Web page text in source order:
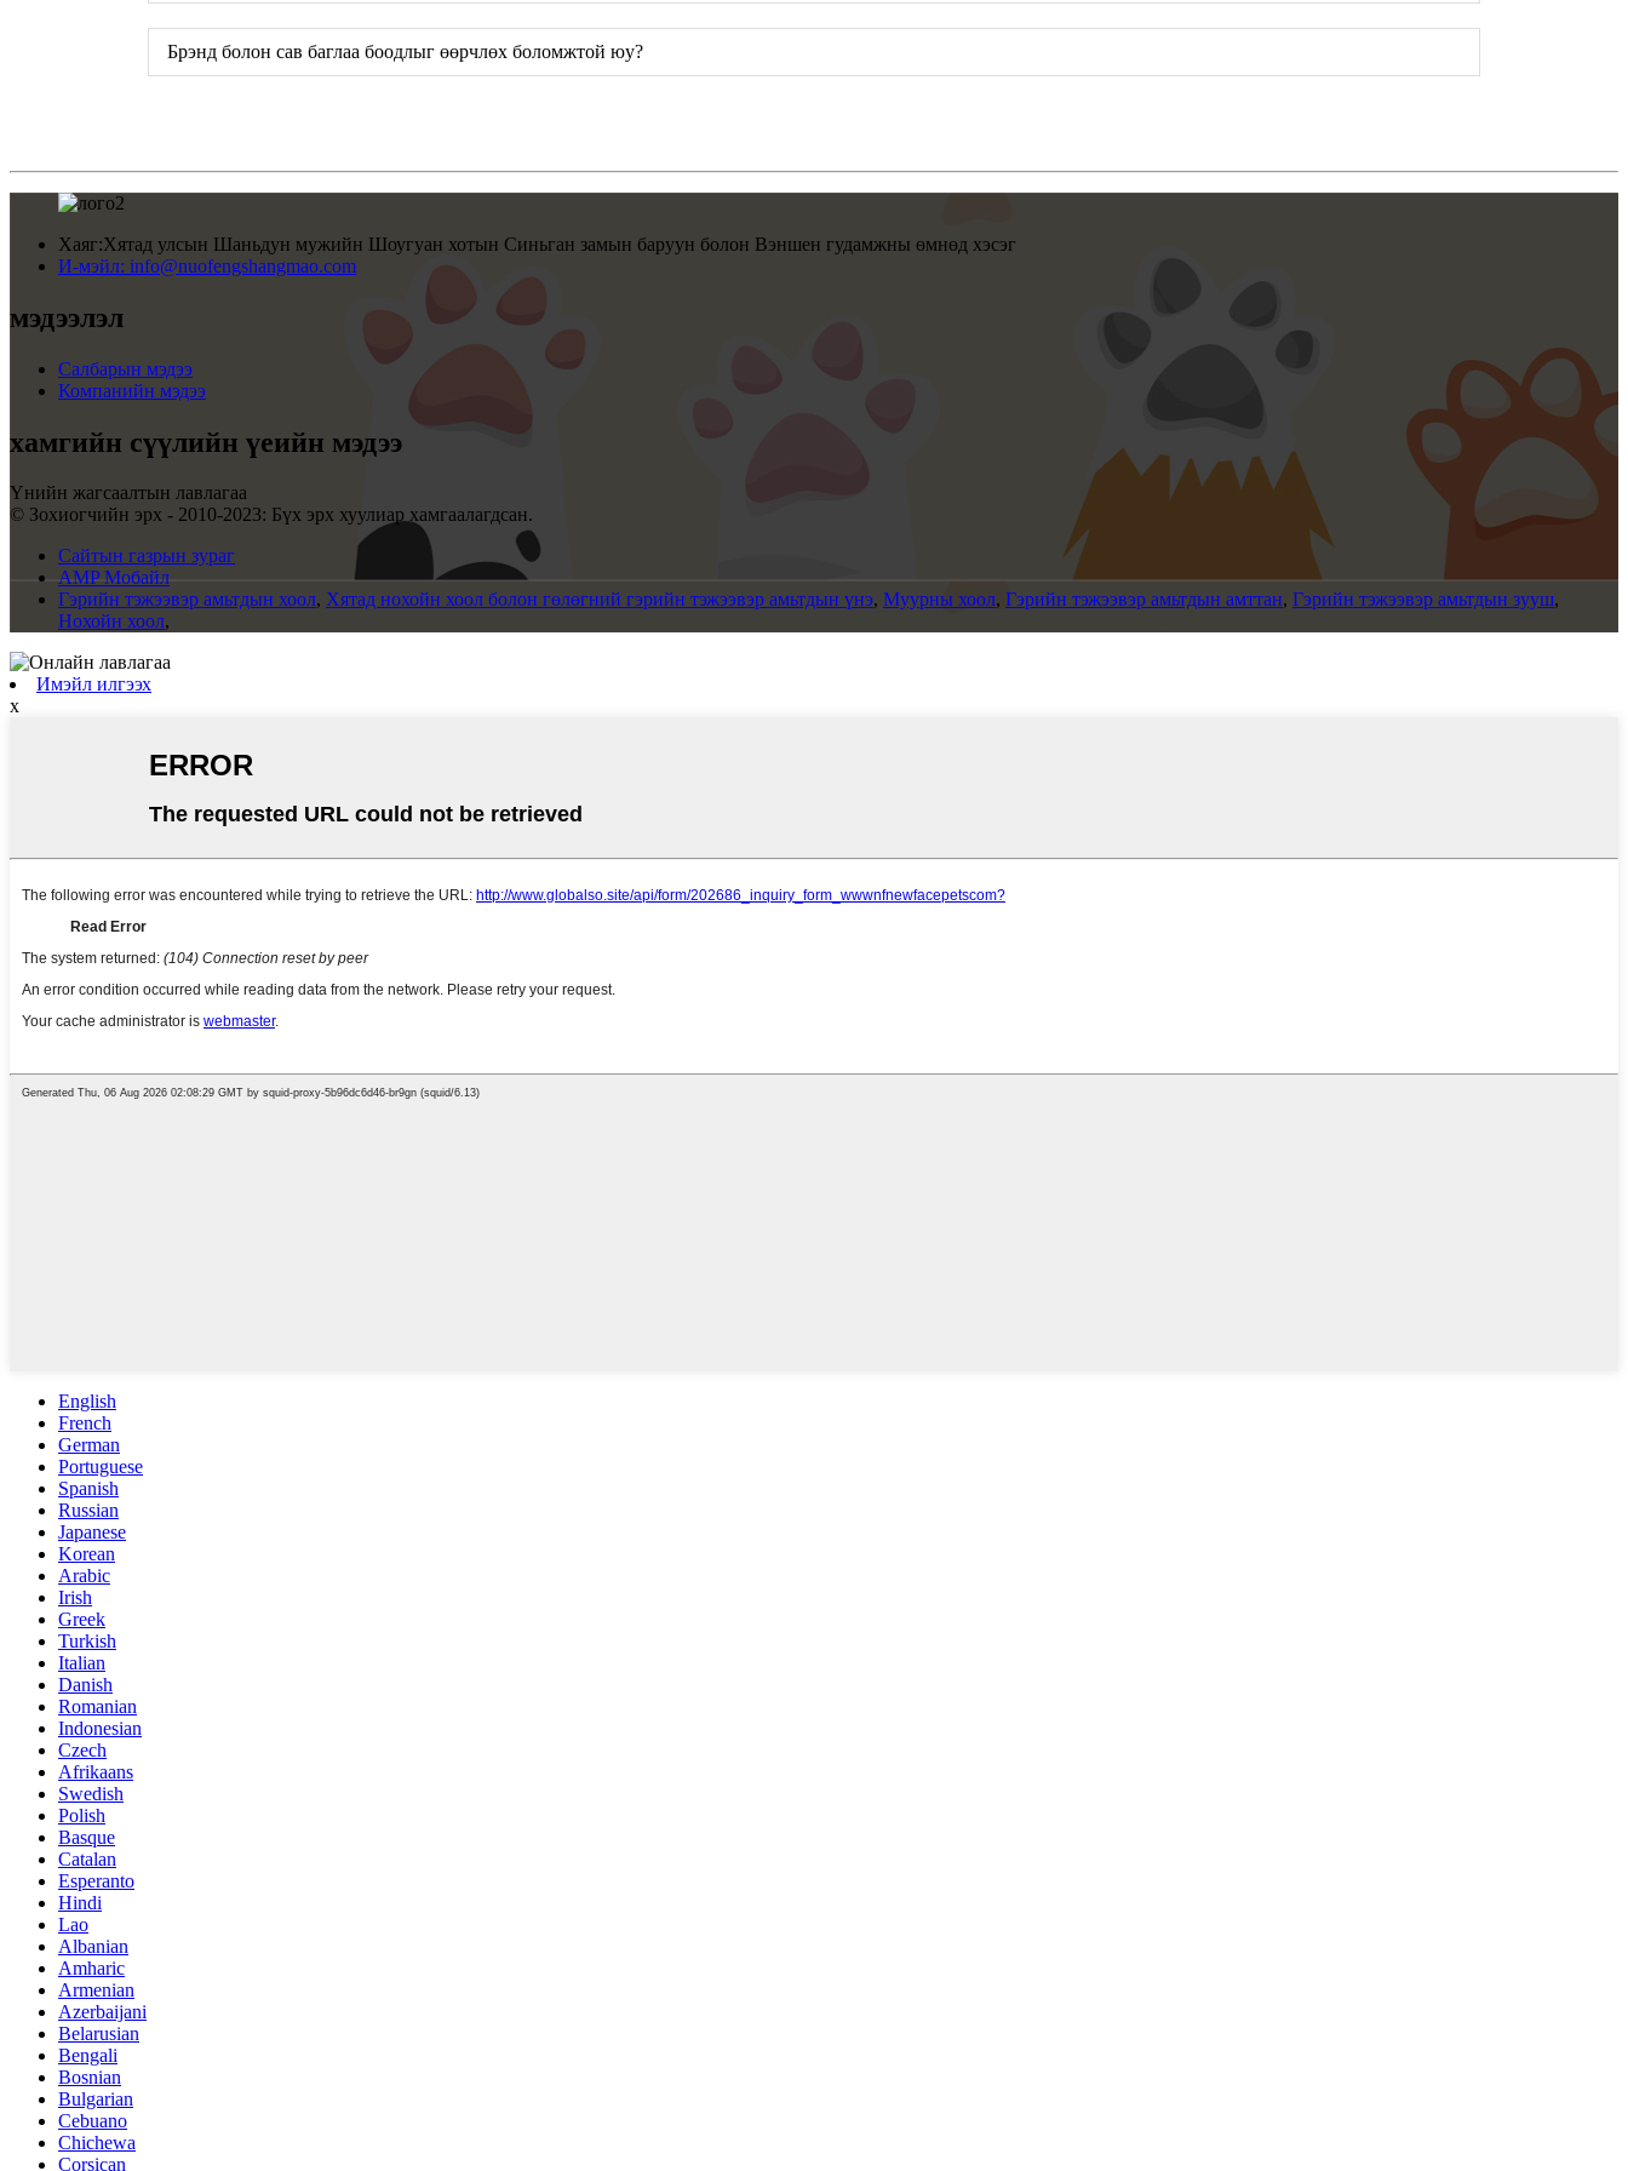
Брэнд болон сав баглаа боодлыг өөрчлөх боломжтой юу?
Хаяг:Хятад улсын Шаньдун мужийн Шоугуан хотын Синьган замын баруун болон Вэншен гудамжны өмнөд хэсэг
И-мэйл: info@nuofengshangmao.com
мэдээлэл
Салбарын мэдээ
Компанийн мэдээ
хамгийн сүүлийн үеийн мэдээ
Үнийн жагсаалтын лавлагаа
© Зохиогчийн эрх - 2010-2023: Бүх эрх хуулиар хамгаалагдсан.
Сайтын газрын зураг
AMP Мобайл
Гэрийн тэжээвэр амьтдын хоол, Хятад нохойн хоол болон гөлөгний гэрийн тэжээвэр амьтдын үнэ, Муурны хоол, Гэрийн тэжээвэр амьтдын амттан, Гэрийн тэжээвэр амьтдын зууш,
Нохойн хоол,
Имэйл илгээх
x
English
French
German
Portuguese
Spanish
Russian
Japanese
Korean
Arabic
Irish
Greek
Turkish
Italian
Danish
Romanian
Indonesian
Czech
Afrikaans
Swedish
Polish
Basque
Catalan
Esperanto
Hindi
Lao
Albanian
Amharic
Armenian
Azerbaijani
Belarusian
Bengali
Bosnian
Bulgarian
Cebuano
Chichewa
Corsican